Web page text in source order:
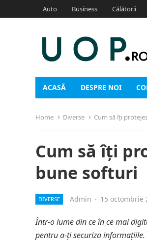
Auto Business Călătorii
ACASĂ DESPRE NOI
Home Diverse Cum să îți
Cum să îți
bune softuri
DIVERSE Admin · 15 octombrie
Într-o lume din ce în ce mai
pentru a-ți securiza informațiile.